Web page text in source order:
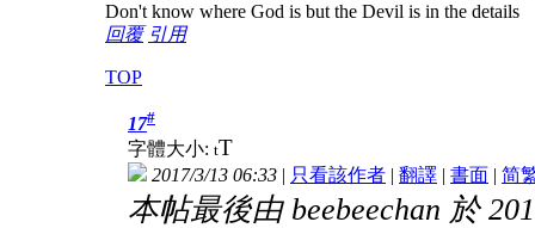
Don't know where God is but the Devil is in the details
回覆 引用
TOP
17#
字體大小: tT
2017/3/13 06:33 | 只看該作者 | 翻譯 | 書面 | 简
本帖最後由 beebeechan 於